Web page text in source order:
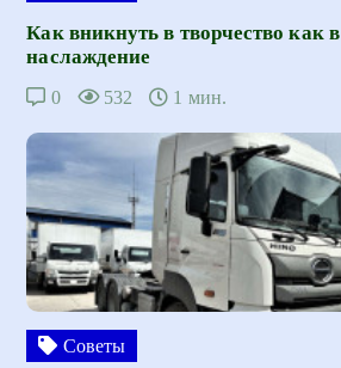
Как вникнуть в творчество как в
наслаждение
0 532 1 мин.
Советы